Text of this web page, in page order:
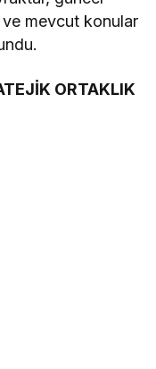
mevcut konular
ORTAKLIK